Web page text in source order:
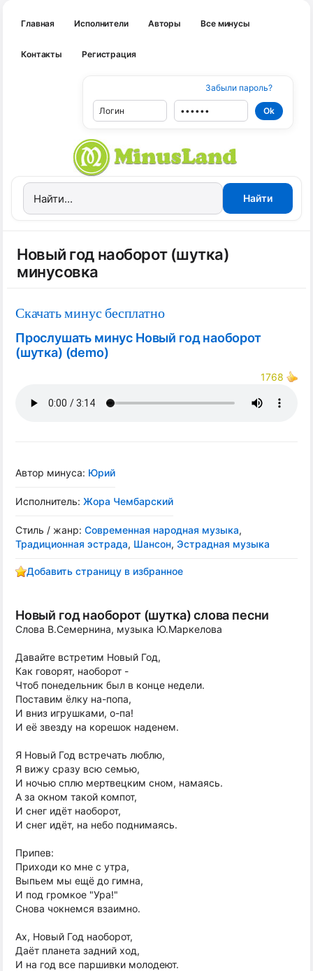
Главная Исполнители Авторы Все минусы
Контакты Регистрация
Забыли пароль?
Новый год наоборот (шутка)
минусовка
Скачать минус бесплатно
Прослушать минус Новый год наоборот
(шутка) (demo)
1768
Автор минуса: Юрий
Исполнитель: Жора Чембарский
Стиль / жанр: Современная народная музыка,
Традиционная эстрада, Шансон, Эстрадная музыка
Добавить страницу в избранное
Новый год наоборот (шутка) слова песни
Слова В.Семернина, музыка Ю.Маркелова
Давайте встретим Новый Год,
Как говорят, наоборот -
Чтоб понедельник был в конце недели.
Поставим ёлку на-попа,
И вниз игрушками, о-па!
И её звезду на корешок наденем.
Я Новый Год встречать люблю,
Я вижу сразу всю семью,
И ночью сплю мертвецким сном, намаясь.
А за окном такой компот,
И снег идёт наоборот,
И снег идёт, на небо поднимаясь.
Припев:
Приходи ко мне с утра,
Выпьем мы ещё до гимна,
И под громкое "Ура!"
Снова чокнемся взаимно.
Ах, Новый Год наоборот,
Даёт планета задний ход,
И на год все паршивки молодеют.